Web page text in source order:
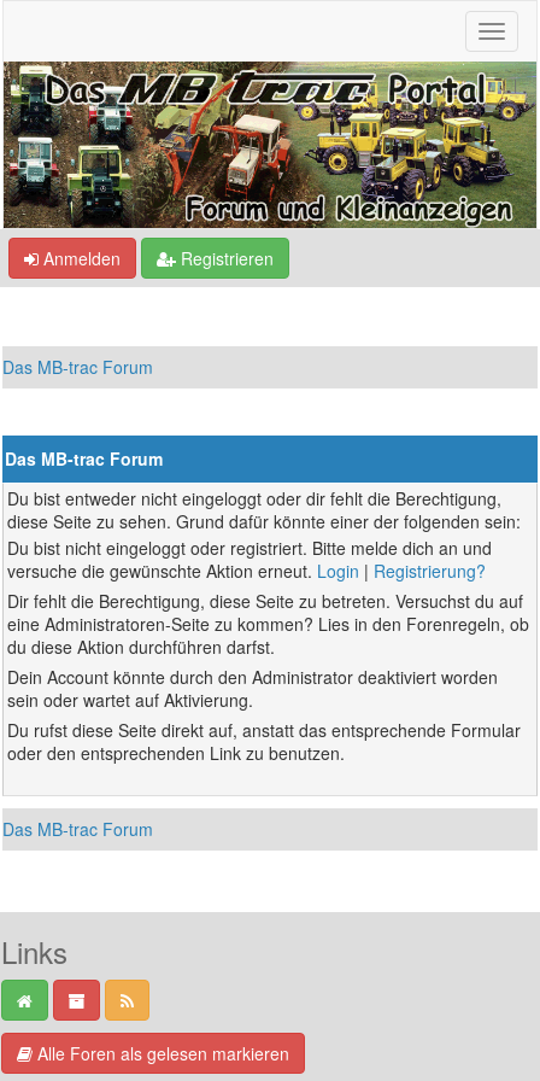
Anmelden Registrieren
Das MB-trac Forum
Das MB-trac Forum
Du bist entweder nicht eingeloggt oder dir fehlt die Berechtigung,
diese Seite zu sehen. Grund dafür könnte einer der folgenden sein:
Du bist nicht eingeloggt oder registriert. Bitte melde dich an und
versuche die gewünschte Aktion erneut. Login | Registrierung?
Dir fehlt die Berechtigung, diese Seite zu betreten. Versuchst du auf
eine Administratoren-Seite zu kommen? Lies in den Forenregeln, ob
du diese Aktion durchführen darfst.
Dein Account könnte durch den Administrator deaktiviert worden
sein oder wartet auf Aktivierung.
Du rufst diese Seite direkt auf, anstatt das entsprechende Formular
oder den entsprechenden Link zu benutzen.
Das MB-trac Forum
Links
Alle Foren als gelesen markieren